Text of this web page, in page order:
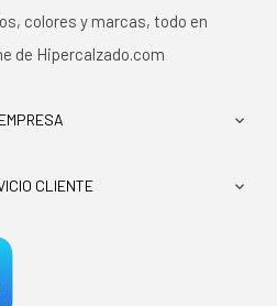
colores y marcas, todo en
de Hipercalzado.com
EMPRESA 
CLIENTE 